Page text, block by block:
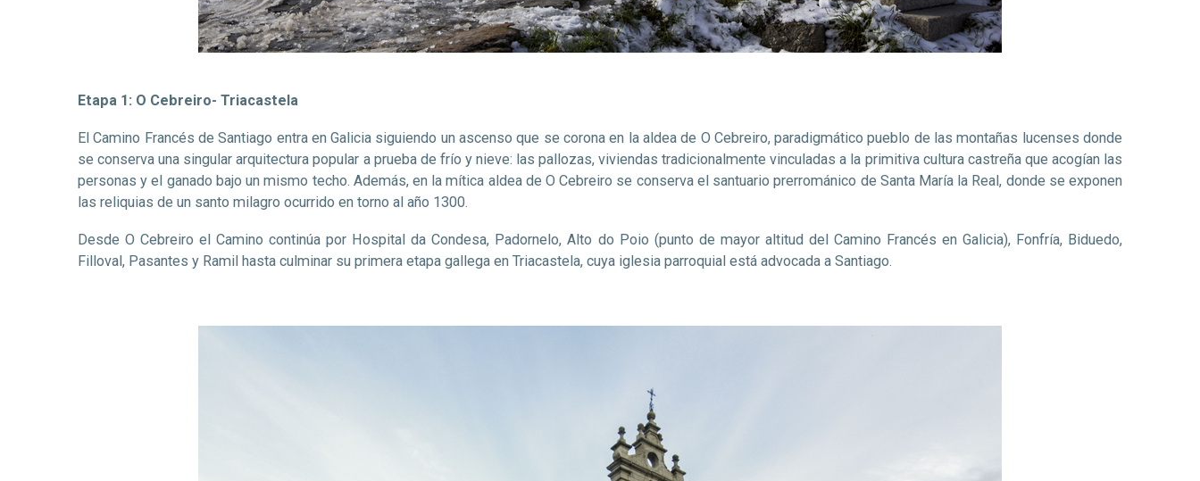
Etapa 1: O Cebreiro- Triacastela
El Camino Francés de Santiago entra en Galicia siguiendo un ascenso que se corona en la aldea de O Cebreiro, paradigmático pueblo de las montañas lucenses donde
se conserva una singular arquitectura popular a prueba de frío y nieve: las pallozas, viviendas tradicionalmente vinculadas a la primitiva cultura castreña que acogían las
personas y el ganado bajo un mismo techo. Además, en la mítica aldea de O Cebreiro se conserva el santuario prerrománico de Santa María la Real, donde se exponen
las reliquias de un santo milagro ocurrido en torno al año 1300.
Desde O Cebreiro el Camino continúa por Hospital da Condesa, Padornelo, Alto do Poio (punto de mayor altitud del Camino Francés en Galicia), Fonfría, Biduedo,
Filloval, Pasantes y Ramil hasta culminar su primera etapa gallega en Triacastela, cuya iglesia parroquial está advocada a Santiago.